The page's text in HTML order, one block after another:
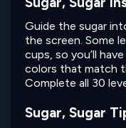
Guide the sugar
the screen. Some
cups, so you’ll
colors that match
Complete all 30
Sugar, Sugar